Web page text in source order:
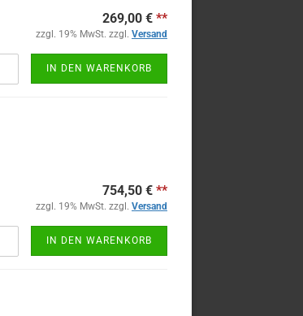
269,00 € **
zzgl. 19% MwSt. zzgl. Versand
IN DEN WARENKORB
754,50 € **
zzgl. 19% MwSt. zzgl. Versand
IN DEN WARENKORB